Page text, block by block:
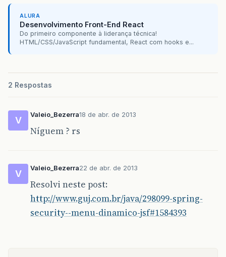
ALURA
Desenvolvimento Front-End React
Do primeiro componente à liderança técnica!
HTML/CSS/JavaScript fundamental, React com hooks e...
2 Respostas
V
Valeio_Bezerra18 de abr. de 2013
Níguem ? rs
V
Valeio_Bezerra22 de abr. de 2013
Resolvi neste post:
http://www.guj.com.br/java/298099-spring-
security--menu-dinamico-jsf#1584393